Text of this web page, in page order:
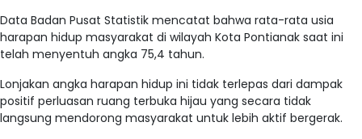
Data Badan Pusat Statistik mencatat bahwa rata-rata usia
harapan hidup masyarakat di wilayah Kota Pontianak saat ini
telah menyentuh angka 75,4 tahun.
Lonjakan angka harapan hidup ini tidak terlepas dari dampak
positif perluasan ruang terbuka hijau yang secara tidak
langsung mendorong masyarakat untuk lebih aktif bergerak.